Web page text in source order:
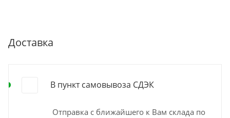
Доставка
В пункт самовывоза СДЭК
Отправка с ближайшего к Вам склада по